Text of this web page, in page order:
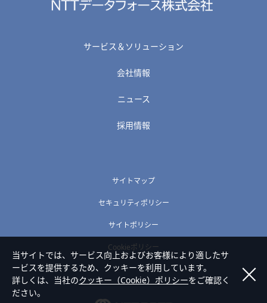
サービス＆ソリューション
会社情報
ニュース
採用情報
サイトマップ
セキュリティポリシー
サイトポリシー
Cookieポリシー
当サイトでは、サービス向上およびお客様により適したサ
ービスを提供するため、クッキーを利用しています。
詳しくは、当社のクッキー（Cookie）ポリシーをご確認く
ださい。